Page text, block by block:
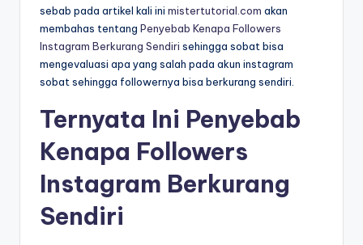
sebab pada artikel kali ini mistertutorial.com akan
membahas tentang Penyebab Kenapa Followers
Instagram Berkurang Sendiri sehingga sobat bisa
mengevaluasi apa yang salah pada akun instagram
sobat sehingga followernya bisa berkurang sendiri.
Ternyata Ini Penyebab
Kenapa Followers
Instagram Berkurang
Sendiri